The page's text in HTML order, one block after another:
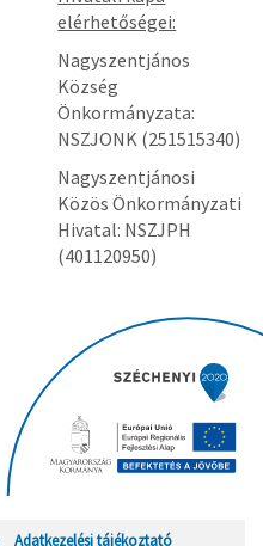
elérhetőségei:
Nagyszentjános
Község
Önkormányzata:
NSZJONK (251515340)
Nagyszentjánosi
Közös Önkormányzati
Hivatal: NSZJPH
(401120950)
Adatkezelési tájékoztató